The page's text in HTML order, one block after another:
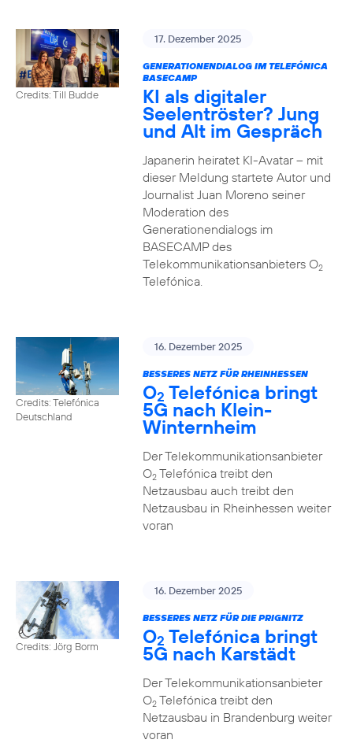
Credits: Till Budde
17. Dezember 2025
GENERATIONENDIALOG IM TELEFÓNICA
BASECAMP
KI als digitaler
Seelentröster? Jung
und Alt im Gespräch
Japanerin heiratet KI-Avatar – mit
dieser Meldung startete Autor und
Journalist Juan Moreno seiner
Moderation des
Generationendialogs im
BASECAMP des
Telekommunikationsanbieters O2
Telefónica.
Credits: Telefónica
Deutschland
16. Dezember 2025
BESSERES NETZ FÜR RHEINHESSEN
O2 Telefónica bringt
5G nach Klein-
Winternheim
Der Telekommunikationsanbieter
O2Telefónica treibt den
Netzausbau auch treibt den
Netzausbau in Rheinhessen weiter
voran
Credits: Jörg Borm
16. Dezember 2025
BESSERES NETZ FÜR DIE PRIGNITZ
O2 Telefónica bringt
5G nach Karstädt
Der Telekommunikationsanbieter
O2Telefónica treibt den
Netzausbau in Brandenburg weiter
voran